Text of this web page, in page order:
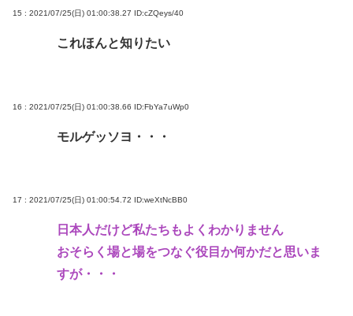
15 : 2021/07/25(日) 01:00:38.27 ID:cZQeys/40
これほんと知りたい
16 : 2021/07/25(日) 01:00:38.66 ID:FbYa7uWp0
モルゲッソヨ・・・
17 : 2021/07/25(日) 01:00:54.72 ID:weXtNcBB0
日本人だけど私たちもよくわかりません
おそらく場と場をつなぐ役目か何かだと思いま
すが・・・